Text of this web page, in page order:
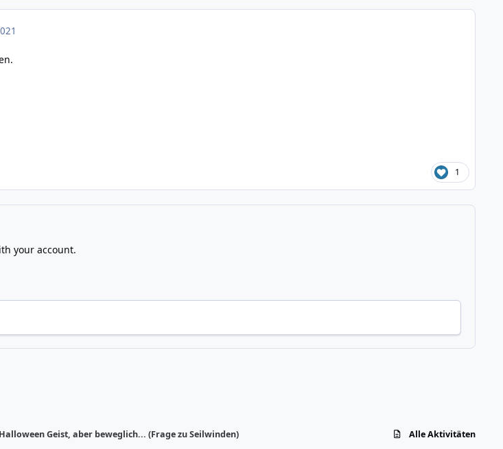
1
your account.
Geist, aber beweglich... (Frage zu Seilwinden) Alle Aktivitäten